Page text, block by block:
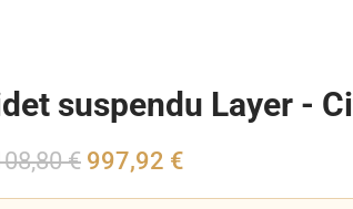
→ suspendu Layer -
€ 997,92 €